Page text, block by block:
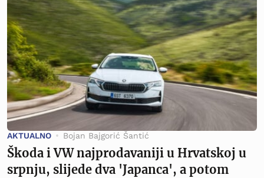
AKTUALNO Bojan Bajgorić Šantić
Škoda i VW najprodavaniji u Hrvatskoj u
srpnju, slijede dva 'Japanca', a potom